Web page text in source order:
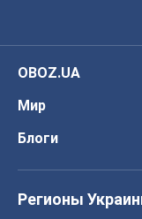
OBOZ.UA
Мир
Блоги
Регионы